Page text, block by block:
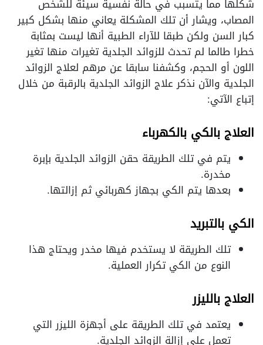
شكلها مما يتسبب في حالة نفسية سيئة للشخص
المصاب، ويشار أن تلك المشكلة يعاني منها بشكل كبير
كبار السن ولكن طبقا للآراء الطبية أنها ليست بمثابة
خطرا طالما لم تحدث للزوائد الجلدية تغيرات منها تغير
اللون أو الحجم، وكشفنا سابقا عن مرهم لعلاج الزوائد
الجلدية والآن نذكر علاج الزوائد الجلدية بالرقبة من خلال
إتباع الآتي:
العلاج بالكي بالكهرباء
يتم في تلك الطريقة حقن الزوائد الجلدية بإبرة
مخدرة.
بعدها يتم الكي بجهاز كهربائي ثم إزالتها.
الكي بالتبريد
تلك الطريقة لا يستخدم فيها مخدر ويحتاج هذا
النوع من الكي تكرار العملية.
العلاج بالليزر
يعتمد في تلك الطريقة على أجهزة الليزر التي
تعمل على إزالة الزوائد الجلدية.